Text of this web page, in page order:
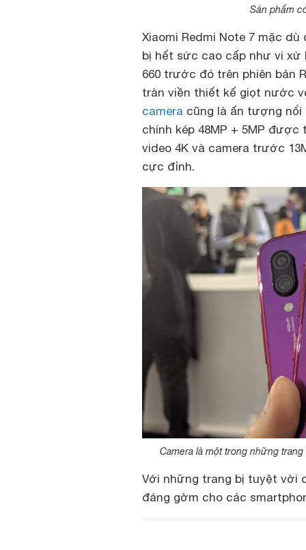
Sản phẩm
Xiaomi Redmi Note 7 mặc
bị hết sức cao cấp như vi xử
660 trước đó trên phiên bản
tràn viền thiết kế giọt nước
camera cũng là ấn tượng nổi
chính kép 48MP + 5MP
video 4K và camera trước
cực đỉnh.
Camera là một trong những
Với những trang bị tuyệt vời
đáng gờm cho các